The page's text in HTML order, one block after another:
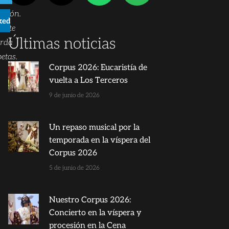
Últimas noticias
Corpus 2026: Eucaristía de
vuelta a Los Terceros
9 de junio de 2026
Un repaso musical por la
temporada en la víspera del
Corpus 2026
5 de junio de 2026
Nuestro Corpus 2026:
Concierto en la víspera y
procesión en la Cena